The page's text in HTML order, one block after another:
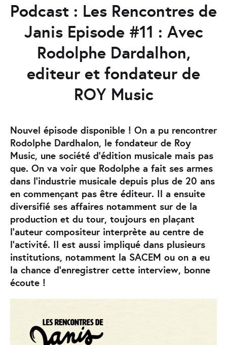
Podcast : Les Rencontres de
Janis Episode #11 : Avec
Rodolphe Dardalhon,
editeur et fondateur de
ROY Music
Nouvel épisode disponible ! On a pu rencontrer
Rodolphe Dardhalon, le fondateur de Roy
Music, une société d’édition musicale mais pas
que. On va voir que Rodolphe a fait ses armes
dans l’industrie musicale depuis plus de 20 ans
en commençant pas être éditeur. Il a ensuite
diversifié ses affaires notamment sur de la
production et du tour, toujours en plaçant
l’auteur compositeur interprète au centre de
l’activité. Il est aussi impliqué dans plusieurs
institutions, notamment la SACEM ou on a eu
la chance d’enregistrer cette interview, bonne
écoute !